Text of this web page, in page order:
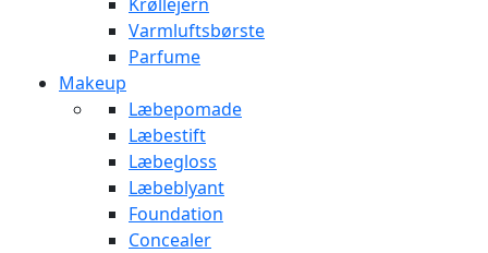
Varmluftsbørste
Parfume
Makeup
Læbepomade
Læbestift
Læbegloss
Læbeblyant
Foundation
Concealer